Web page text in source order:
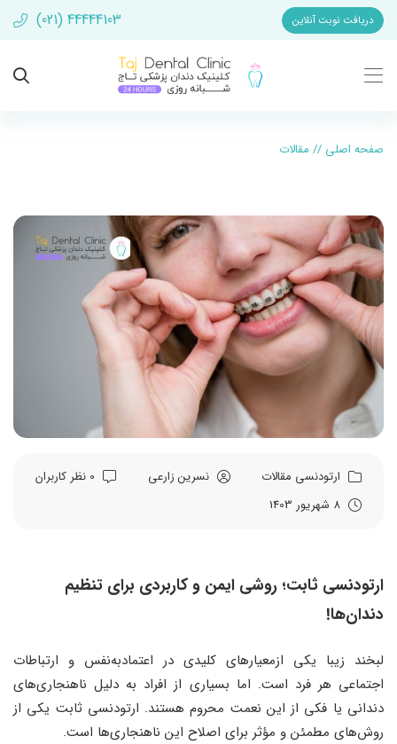
دریافت نوبت آنلاین (021) 44444103
صفحه اصلی // مقالات
ارتودنسی مقالات نسرین زارعی
ارتودنسی ثابت؛ روشی ایمن و کاربردی برای تنظیم
دندان‌ها!
لبخند زیبا یکی ازمعیارهای کلیدی در اعتمادبه‌نفس و ارتباطات
اجتماعی هر فرد است. اما بسیاری از افراد به دلیل ناهنجاری‌های
دندانی یا فکی از این نعمت محروم هستند. ارتودنسی ثابت یکی از
روش‌های مطمئن و مؤثر برای اصلاح این ناهنجاری‌ها است.